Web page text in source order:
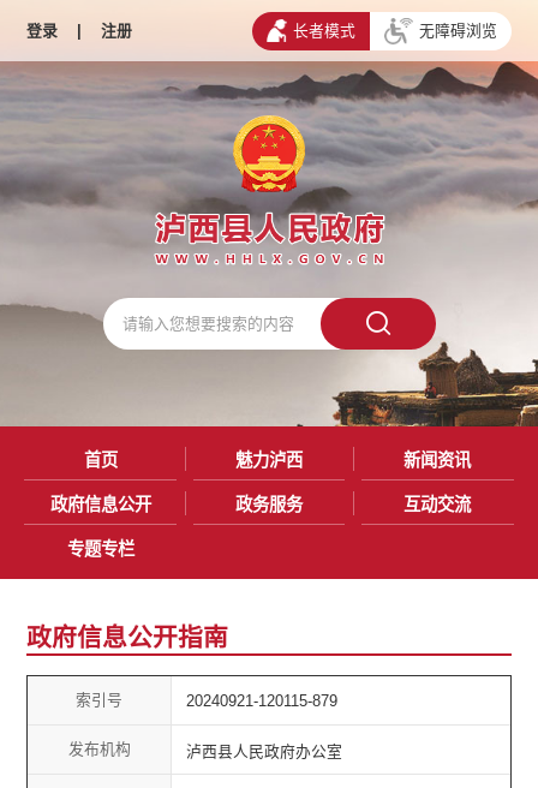
登录 | 注册 长者模式 无障碍浏览
首页 魅力泸西 新闻资讯
政府信息公开 政务服务 互动交流
专题专栏
政府信息公开指南
索引号 20240921-120115-879
发布机构 泸西县人民政府办公室